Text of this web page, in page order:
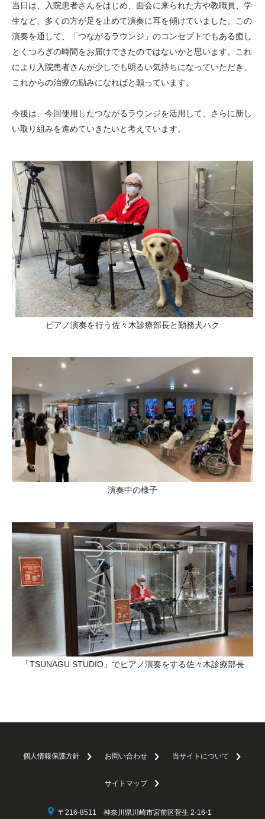
当日は、入院患者さんをはじめ、面会に来られた方や教職員、学
生など、多くの方が足を止めて演奏に耳を傾けていました。この
演奏を通して、「つながるラウンジ」のコンセプトでもある癒し
とくつろぎの時間をお届けできたのではないかと思います。これ
により入院患者さんが少しでも明るい気持ちになっていただき、
これからの治療の励みになればと願っています。
今後は、今回使用したつながるラウンジを活用して、さらに新し
い取り組みを進めていきたいと考えています。
ピアノ演奏を行う佐々木診療部長と勤務犬ハク
演奏中の様子
「TSUNAGU STUDIO」でピアノ演奏をする佐々木診療部長
個人情報保護方針 お問い合わせ 当サイトについて
サイトマップ
〒216-8511 神奈川県川崎市宮前区菅生 2-16-1